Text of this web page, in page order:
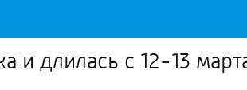
и длилась с 12-13